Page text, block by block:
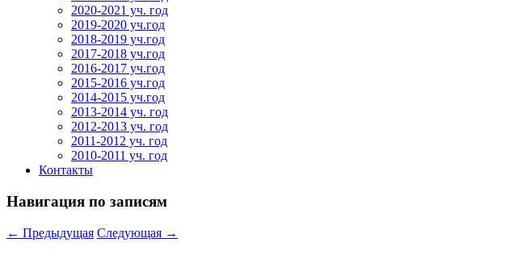
2020-2021 уч. год
2019-2020 уч.год
2018-2019 уч.год
2017-2018 уч.год
2016-2017 уч.год
2015-2016 уч.год
2014-2015 уч.год
2013-2014 уч. год
2012-2013 уч. год
2011-2012 уч. год
2010-2011 уч. год
Контакты
Навигация по записям
← Предыдущая Следующая →